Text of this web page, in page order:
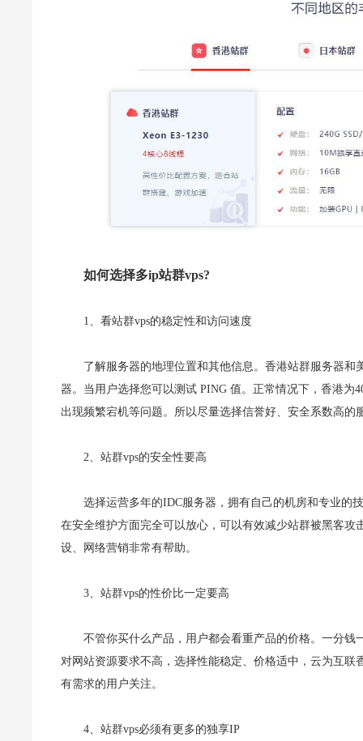
如何选择多ip站群vps?
1、看站群vps的稳定性和访问速度
了解服务器的地理位置和其他信息。香港站群服务器
器。当用户选择您可以测试 PING 值。正常情况下，香港为
出现频繁宕机等问题。所以尽量选择信誉好、安全系数高的
2、站群vps的安全性要高
选择运营多年的IDC服务器，拥有自己的机房和专业的
在安全维护方面完全可以放心，可以有效减少站群被黑客攻
设、网络营销非常有帮助。
3、站群vps的性价比一定要高
不管你买什么产品，用户都会看重产品的价格。一分
对网站资源要求不高，选择性能稳定、价格适中，云为互
有需求的用户关注。
4、站群vps必须有更多的独享IP